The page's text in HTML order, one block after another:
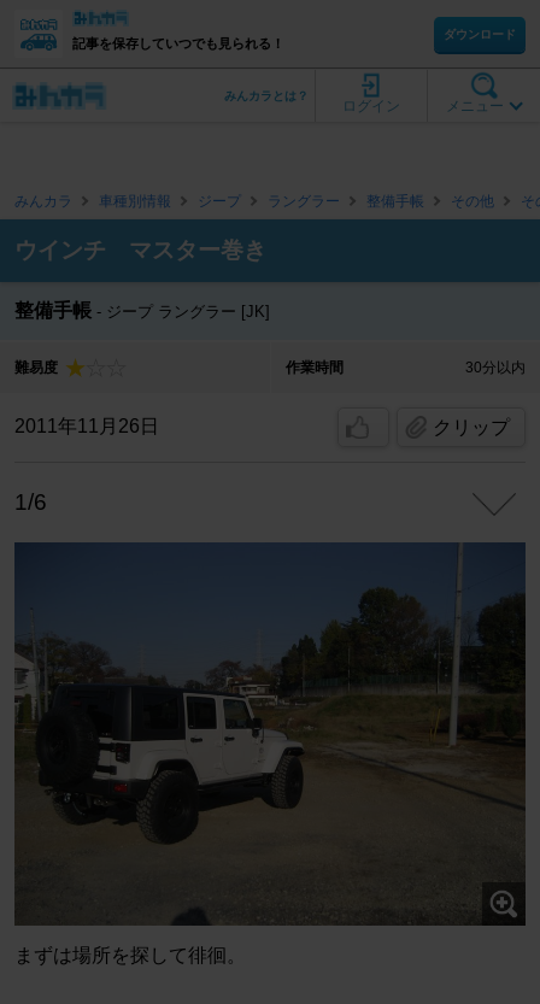
記事を保存していつでも見られる！
ダウンロード
メニュー
ログイン
みんカラとは？
みんカラ 車種別情報 ジープ ラングラー 整備手帳 その他 そ
ウインチ マスター巻き
整備手帳 ジープ ラングラー [JK]
難易度 作業時間 30分以内
2011年11月26日 クリップ
1/6
まずは場所を探して徘徊。